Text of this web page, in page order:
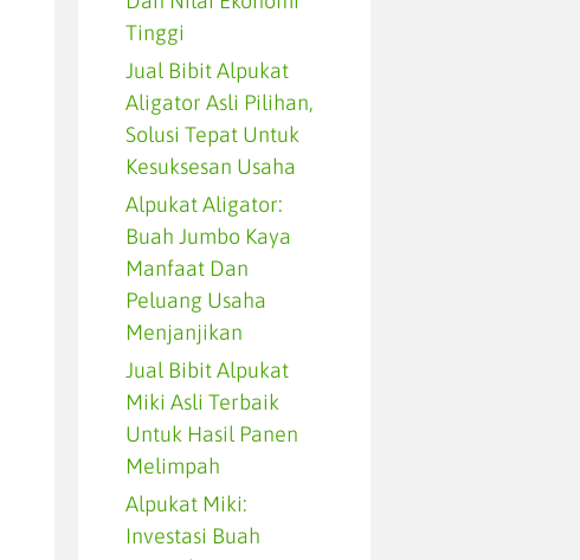
Tinggi
Jual Bibit Alpukat
Aligator Asli Pilihan,
Solusi Tepat Untuk
Kesuksesan Usaha
Alpukat Aligator:
Buah Jumbo Kaya
Manfaat Dan
Peluang Usaha
Menjanjikan
Jual Bibit Alpukat
Miki Asli Terbaik
Untuk Hasil Panen
Melimpah
Alpukat Miki:
Investasi Buah